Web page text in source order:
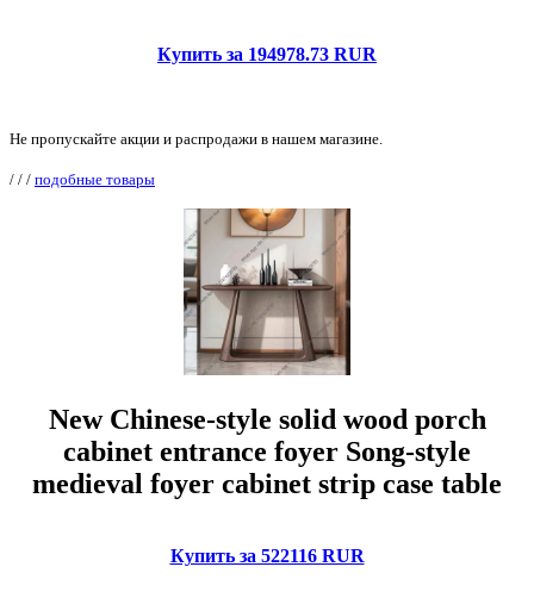
Купить за 194978.73 RUR
Не пропускайте акции и распродажи в нашем магазине.
/ / / подобные товары
New Chinese-style solid wood porch
cabinet entrance foyer Song-style
medieval foyer cabinet strip case table
Купить за 522116 RUR